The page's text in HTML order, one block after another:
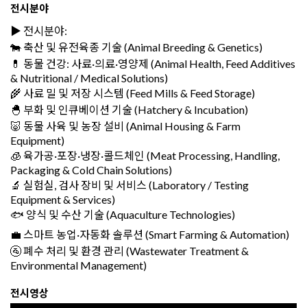
전시분야
▶️ 전시분야:
🐄 축산 및 유전육종 기술 (Animal Breeding & Genetics)
💊 동물 건강: 사료·의료·영양제 (Animal Health, Feed Additives
& Nutritional / Medical Solutions)
🌾 사료 밀 및 저장 시스템 (Feed Mills & Feed Storage)
🐣 부화 및 인큐베이션 기술 (Hatchery & Incubation)
🐷 동물 사육 및 농장 설비 (Animal Housing & Farm
Equipment)
🧊 육가공·포장·냉장·콜드체인 (Meat Processing, Handling,
Packaging & Cold Chain Solutions)
🔬 실험실, 검사 장비 및 서비스 (Laboratory / Testing
Equipment & Services)
🐟 양식 및 수산 기술 (Aquaculture Technologies)
💼 스마트 농업·자동화 솔루션 (Smart Farming & Automation)
🚰 폐수 처리 및 환경 관리 (Wastewater Treatment &
Environmental Management)
전시영상